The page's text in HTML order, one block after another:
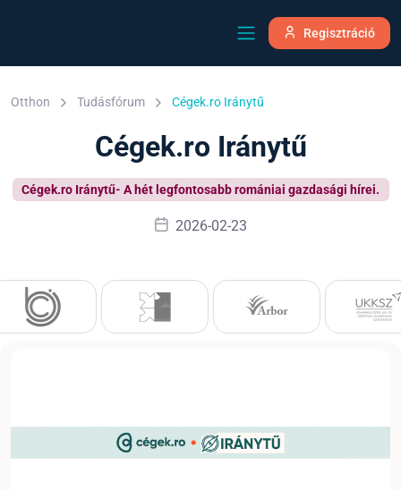
Regisztráció
Otthon Tudásfórum Cégek.ro Iránytű
Cégek.ro Iránytű
Cégek.ro Iránytű- A hét legfontosabb romániai gazdasági hírei.
2026-02-23